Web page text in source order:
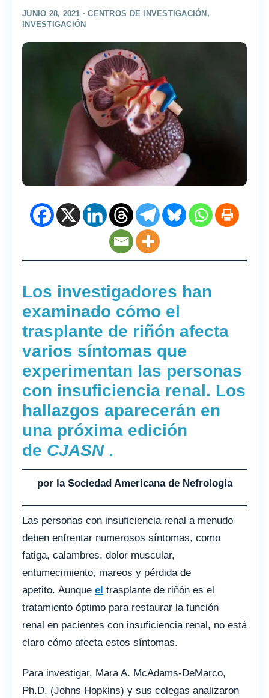
JUNIO 28, 2021 ·CENTROS DE INVESTIGACIÓN ,
INVESTIGACIÓN
Los investigadores han
examinado cómo el
trasplante de riñón afecta
varios síntomas que
experimentan las personas
con insuficiencia renal. Los
hallazgos aparecerán en
una próxima edición
de CJASN.
por la Sociedad Americana de Nefrología
Las personas con insuficiencia renal a menudo
deben enfrentar numerosos síntomas, como
fatiga, calambres, dolor muscular,
entumecimiento, mareos y pérdida de
apetito. Aunque el trasplante de riñón es el
tratamiento óptimo para restaurar la función
renal en pacientes con insuficiencia renal, no está
claro cómo afecta estos síntomas.
Para investigar, Mara A. McAdams-DeMarco,
Ph.D. (Johns Hopkins) y sus colegas analizaron